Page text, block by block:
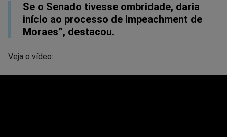
Se o Senado tivesse ombridade, daria
início ao processo de impeachment de
Moraes”, destacou.
Veja o vídeo: